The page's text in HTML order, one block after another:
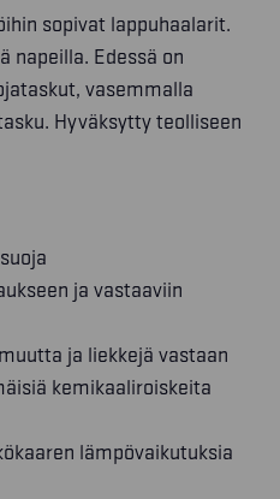
sopivat lappuhaalarit.
napeilla. Edessä on
vasemmalla
Hyväksytty teolliseen
ja vastaaviin
ja liekkejä vastaan
kemikaaliroiskeita
lämpövaikutuksia